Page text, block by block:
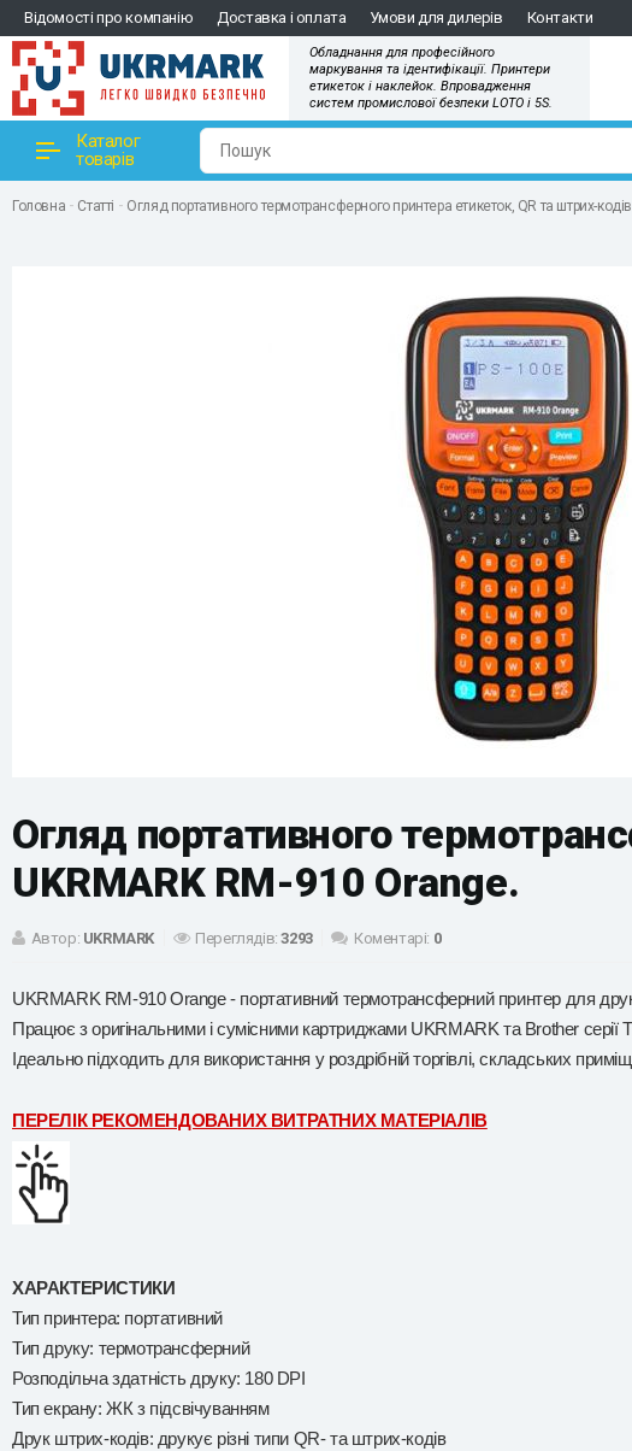
Відомості про компанію Доставка і оплата Умови для дилерів Контакти
Обладнання для професійного
маркування та ідентифікації. Принтери
етикеток і наклейок. Впровадження
систем промислової безпеки LOTO і 5S.
Каталог
товарів
Головна Статті Огляд портативного термотрансферного принтера етикеток, QR та штрих-
Огляд портативного
UKRMARK RM-910 Orange.
Автор: UKRMARK Переглядів: 3293 Коментарі: 0
UKRMARK RM-910 Orange - портативний термотрансферний принтер для
Працює з оригінальними і сумісними картриджами UKRMARK та Brother серії
Ідеально підходить для використання у роздрібній торгівлі, складських
ПЕРЕЛІК РЕКОМЕНДОВАНИХ ВИТРАТНИХ МАТЕРІАЛІВ
ХАРАКТЕРИСТИКИ
Тип принтера: портативний
Тип друку: термотрансферний
Розподільча здатність друку: 180 DPI
Тип екрану: ЖК з підсвічуванням
Друк штрих-кодів: друкує різні типи QR- та штрих-кодів